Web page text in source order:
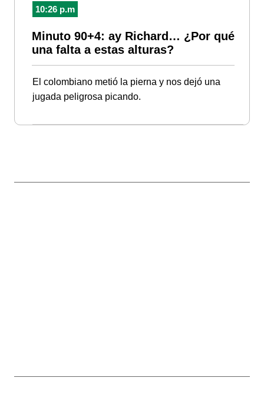
10:26 p.m
Minuto 90+4: ay Richard… ¿Por qué
una falta a estas alturas?
El colombiano metió la pierna y nos dejó una
jugada peligrosa picando.